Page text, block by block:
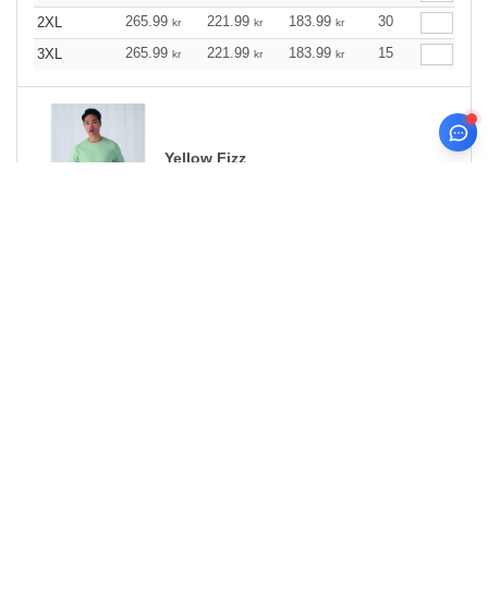
2XL
265.99 kr 221.99 kr 183.99 kr
30
3XL
265.99 kr 221.99 kr 183.99 kr 15
Yellow Fizz